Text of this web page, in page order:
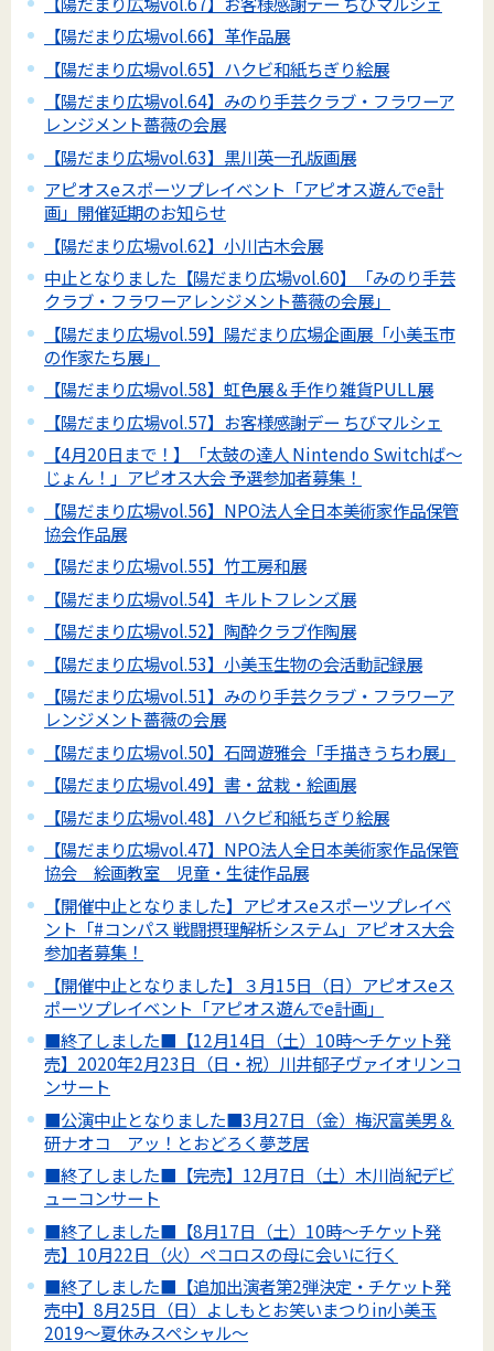
【陽だまり広場vol.66】革作品展
【陽だまり広場vol.65】ハクビ和紙ちぎり絵展
【陽だまり広場vol.64】みのり手芸クラブ・フラワーア
レンジメント薔薇の会展
【陽だまり広場vol.63】黒川英一孔版画展
アピオスeスポーツプレイベント「アピオス遊んでe計
画」開催延期のお知らせ
【陽だまり広場vol.62】小川古木会展
中止となりました【陽だまり広場vol.60】「みのり手芸
クラブ・フラワーアレンジメント薔薇の会展」
【陽だまり広場vol.59】陽だまり広場企画展「小美玉市
の作家たち展」
【陽だまり広場vol.58】虹色展＆手作り雑貨PULL展
【陽だまり広場vol.57】お客様感謝デー ちびマルシェ
【4月20日まで！】「太鼓の達人 Nintendo Switchば～
じょん！」アピオス大会 予選参加者募集！
【陽だまり広場vol.56】NPO法人全日本美術家作品保管
協会作品展
【陽だまり広場vol.55】竹工房和展
【陽だまり広場vol.54】キルトフレンズ展
【陽だまり広場vol.52】陶酔クラブ作陶展
【陽だまり広場vol.53】小美玉生物の会活動記録展
【陽だまり広場vol.51】みのり手芸クラブ・フラワーア
レンジメント薔薇の会展
【陽だまり広場vol.50】石岡遊雅会「手描きうちわ展」
【陽だまり広場vol.49】書・盆栽・絵画展
【陽だまり広場vol.48】ハクビ和紙ちぎり絵展
【陽だまり広場vol.47】NPO法人全日本美術家作品保管
協会 絵画教室 児童・生徒作品展
【開催中止となりました】アピオスeスポーツプレイベ
ント「#コンパス 戦闘摂理解析システム」アピオス大会
参加者募集！
【開催中止となりました】３月15日（日）アピオスeス
ポーツプレイベント「アピオス遊んでe計画」
■終了しました■【12月14日（土）10時～チケット発
売】2020年2月23日（日・祝）川井郁子ヴァイオリンコ
ンサート
■公演中止となりました■3月27日（金）梅沢富美男＆
研ナオコ アッ！とおどろく夢芝居
■終了しました■【完売】12月7日（土）木川尚紀デビ
ューコンサート
■終了しました■【8月17日（土）10時～チケット発
売】10月22日（火）ペコロスの母に会いに行く
■終了しました■【追加出演者第2弾決定・チケット発
売中】8月25日（日）よしもとお笑いまつりin小美玉
2019～夏休みスペシャル～